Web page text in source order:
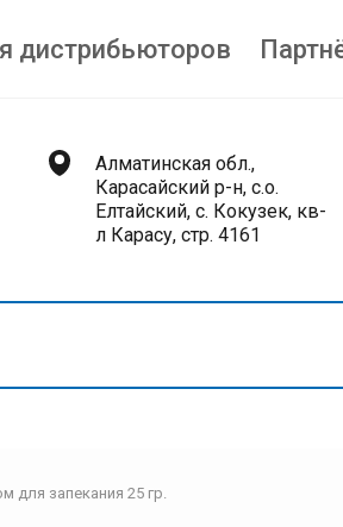
дистрибьюторов
Алматинская обл.,
Карасайский р-н, с.о.
Елтайский, с. Кокузек, кв-
л Карасу, стр. 4161
для запекания 25 гр.